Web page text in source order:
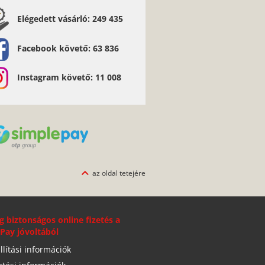
Elégedett vásárló: 249 435
Facebook követő: 63 836
Instagram követő: 11 008
az oldal tetejére
biztonságos online fizetés a
jóvoltából
információk